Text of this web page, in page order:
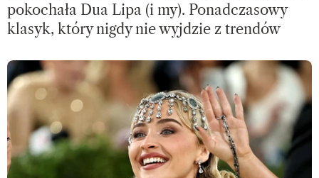
pokochała Dua Lipa (i my). Ponadczasowy
klasyk, który nigdy nie wyjdzie z trendów